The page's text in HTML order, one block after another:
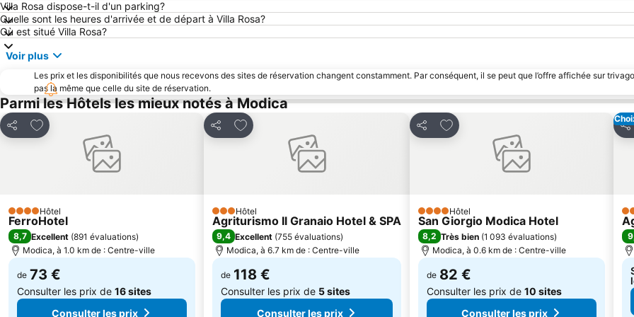
Villa Rosa dispose-t-il d'un parking?
Quelle sont les heures d'arrivée et de départ à Villa Rosa?
Où est situé Villa Rosa?
Voir plus
Les prix et les disponibilités que nous recevons des sites de réservation changent constamment. Par conséquent, il se peut que l’offre affichée sur
pas la même que celle du site de réservation.
Parmi les Hôtels les mieux notés à Modica
Partager
Ajouter à mes favoris
4 ÉtoilesHôtel
FerroHotel
8,7 Excellent (891 évaluations)
Modica, à 1.0 km de : Centre-ville
de 73 €
Consulter les prix de 16 sites
Consulter les prix
Partager
Ajouter à mes favoris
3 Étoiles
Hôtel
Agriturismo Il Granaio Hotel & SPA
9,4 Excellent (755 évaluations)
Modica, à 6.7 km de : Centre-ville
de 118 €
Consulter les prix de 5 sites
Consulter les prix
Partager
Ajouter à mes favoris
4 ÉtoilesHôtel
San Giorgio Modica Hotel
8,2 Très bien (1 093 évaluations)
Modica, à 0.6 km de : Centre-ville
de 82 €
Consulter les prix de 10 sites
Consulter les prix
5